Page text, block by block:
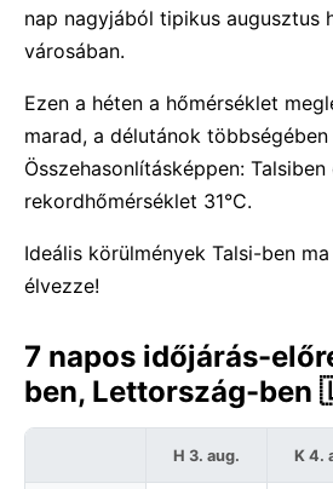
nap nagyjából tipikus augusztus
városában.
Ezen a héten a hőmérséklet
marad, a délutánok többségében
Összehasonlításképpen:
rekordhőmérséklet 31°C.
Ideális körülmények Talsi-ben
élvezze!
7 napos időjárás-
ben, Lettország-
H 3. aug. K 4.